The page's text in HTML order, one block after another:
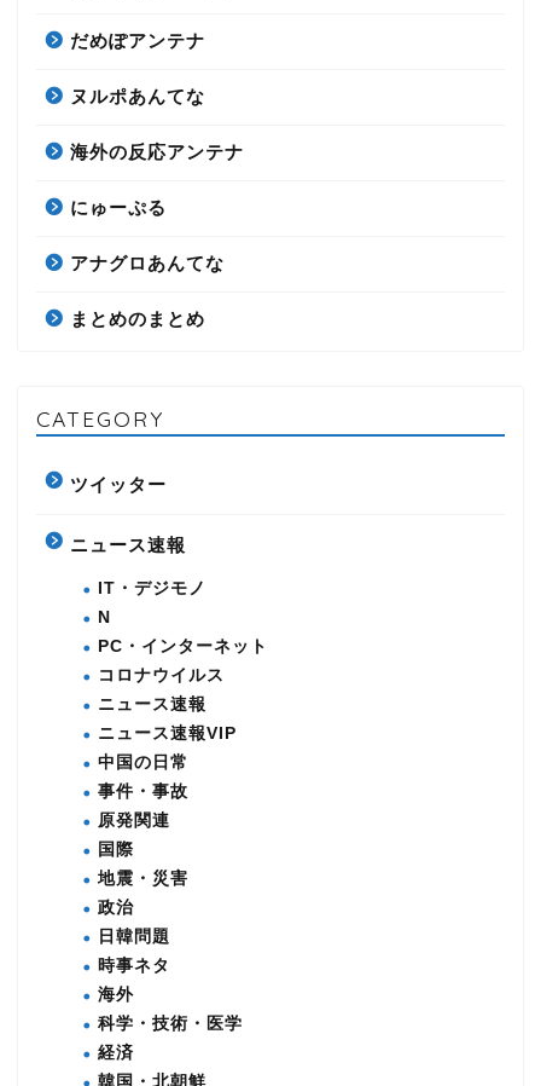
だめぽアンテナ
ヌルポあんてな
海外の反応アンテナ
にゅーぷる
アナグロあんてな
まとめのまとめ
CATEGORY
ツイッター
ニュース速報
IT・デジモノ
N
PC・インターネット
コロナウイルス
ニュース速報
ニュース速報VIP
中国の日常
事件・事故
原発関連
国際
地震・災害
政治
日韓問題
時事ネタ
海外
科学・技術・医学
経済
韓国・北朝鮮